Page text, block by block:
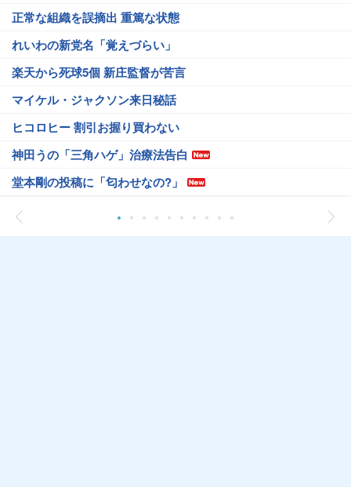
正常な組織を誤摘出 重篤な状態
れいわの新党名「覚えづらい」
楽天から死球5個 新庄監督が苦言
マイケル・ジャクソン来日秘話
ヒコロヒー 割引お握り買わない
神田うの「三角ハゲ」治療法告白
堂本剛の投稿に「匂わせなの?」